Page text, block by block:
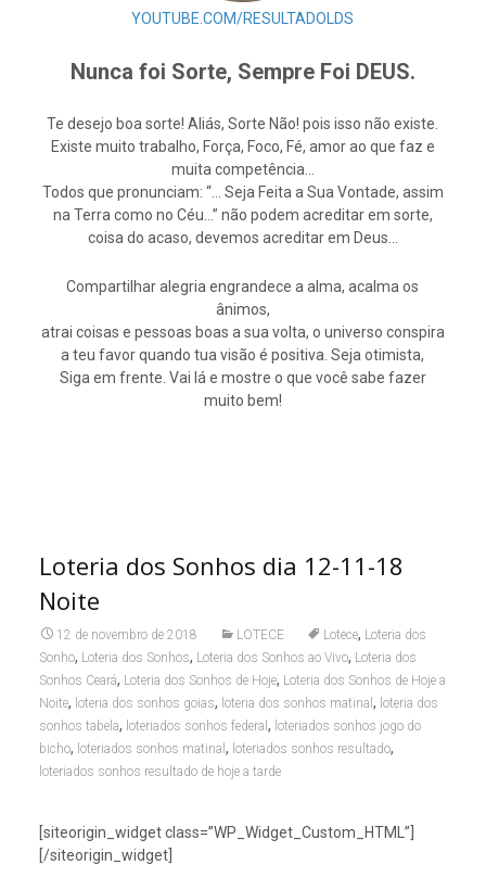
YOUTUBE.COM/RESULTADOLDS
Nunca foi Sorte, Sempre Foi DEUS.
Te desejo boa sorte! Aliás, Sorte Não! pois isso não existe.
Existe muito trabalho, Força, Foco, Fé, amor ao que faz e
muita competência…
Todos que pronunciam: “… Seja Feita a Sua Vontade, assim
na Terra como no Céu…” não podem acreditar em sorte,
coisa do acaso, devemos acreditar em Deus…
Compartilhar alegria engrandece a alma, acalma os
ânimos,
atrai coisas e pessoas boas a sua volta, o universo conspira
a teu favor quando tua visão é positiva. Seja otimista,
Siga em frente. Vai lá e mostre o que você sabe fazer
muito bem!
Loteria dos Sonhos dia 12-11-18
Noite
12 de novembro de 2018 LOTECE Lotece, Loteria dos
Sonho, Loteria dos Sonhos, Loteria dos Sonhos ao Vivo, Loteria dos
Sonhos Ceará, Loteria dos Sonhos de Hoje, Loteria dos Sonhos de Hoje a
Noite, loteria dos sonhos goias, loteria dos sonhos matinal , loteria dos
sonhos tabela, loteriados sonhos federal , loteriados sonhos jogo do
bicho, loteriados sonhos matinal , loteriados sonhos resultado,
loteriados sonhos resultado de hoje a tarde
[siteorigin_widget class=”WP_Widget_Custom_HTML”]
[/siteorigin_widget]